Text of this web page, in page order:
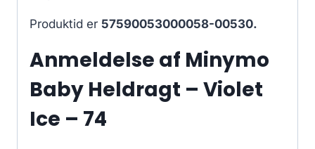
Produktid er 57590053000058-00530.
Anmeldelse af Minymo
Baby Heldragt – Violet
Ice – 74